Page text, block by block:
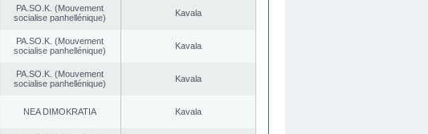
PA.SO.K. (Mouvement
socialise panhellénique)
Kavala
PA.SO.K. (Mouvement
socialise panhellénique)
Kavala
PA.SO.K. (Mouvement
socialise panhellénique)
Kavala
NEA DΙMOKRATIA Kavala